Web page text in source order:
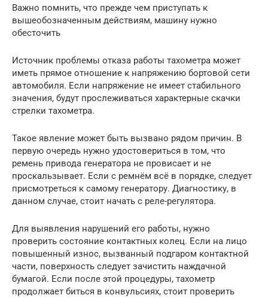
Важно помнить, что прежде чем приступать к
вышеобозначенным действиям, машину нужно
обесточить
Источник проблемы отказа работы тахометра может
иметь прямое отношение к напряжению бортовой сети
автомобиля. Если напряжение не имеет стабильного
значения, будут прослеживаться характерные скачки
стрелки тахометра.
Такое явление может быть вызвано рядом причин. В
первую очередь нужно удостовериться в том, что
ремень привода генератора не провисает и не
проскальзывает. Если с ремнём всё в порядке, следует
присмотреться к самому генератору. Диагностику, в
данном случае, стоит начать с реле-регулятора.
Для выявления нарушений его работы, нужно
проверить состояние контактных колец. Если на лицо
повышенный износ, вызванный подгаром контактной
части, поверхность следует зачистить наждачной
бумагой. Если после этой процедуры, тахометр
продолжает биться в конвульсиях, стоит проверить